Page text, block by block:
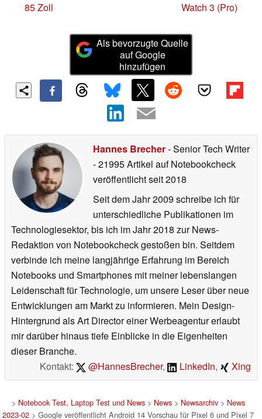
85 Zoll
Watch 3 (Pro)
Als bevorzugte Quelle
auf Google
hinzufügen
Hannes Brecher- Senior Tech Writer
- 21995 Artikel auf Notebookcheck
veröffentlichtseit 2018
Seit dem Jahr 2009 schreibe ich für
unterschiedliche Publikationen im
Technologiesektor, bis ich im Jahr 2018 zur News-
Redaktion von Notebookcheck gestoßen bin. Seitdem
verbinde ich meine langjährige Erfahrung im Bereich
Notebooks und Smartphones mit meiner lebenslangen
Leidenschaft für Technologie, um unsere Leser über neue
Entwicklungen am Markt zu informieren. Mein Design-
Hintergrund als Art Director einer Werbeagentur erlaubt
mir darüber hinaus tiefe Einblicke in die Eigenheiten
dieser Branche.
Kontakt:
@HannesBrecher, LinkedIn, Xing
> Notebook Test, Laptop Test und News> News> Newsarchiv> News
2023-02 > Google veröffentlicht Android 14 Vorschau für Pixel 6 und Pixel 7